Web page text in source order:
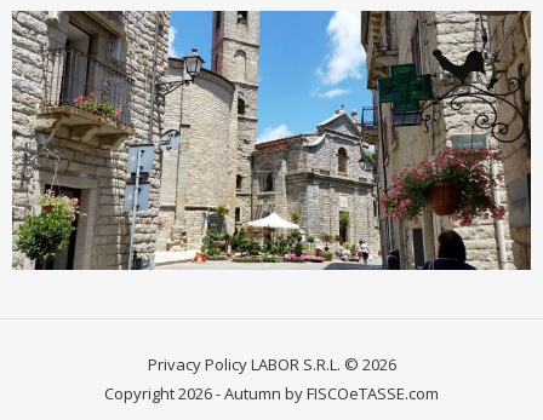
Privacy PolicyLABOR S.R.L. © 2026
Copyright 2026 - Autumn by FISCOeTASSE.com